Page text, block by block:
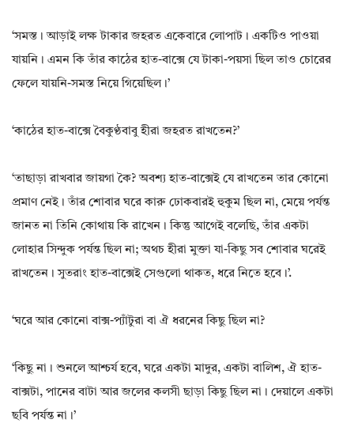
‘সমস্ত। আড়াই লক্ষ টাকার জহরত একেবারে লোপাট। একটিও পাওয়া
যায়নি। এমন কি তাঁর কাঠের হাত-বাক্সে যে টাকা-পয়সা ছিল তাও চোরের
ফেলে যায়নি-সমস্ত নিয়ে গিয়েছিল।’
‘কাঠের হাত-বাক্সে বৈকুণ্ঠবাবু হীরা জহরত রাখতেন?’
‘তাছাড়া রাখবার জায়গা কৈ? অবশ্য হাত-বাক্সেই যে রাখতেন তার কোনো
প্ৰমাণ নেই। তাঁর শোবার ঘরে কারু ঢোকবারই হুকুম ছিল না‌, মেয়ে পর্যন্ত
জানত না তিনি কোথায় কি রাখেন। কিন্তু আগেই বলেছি‌, তাঁর একটা
লোহার সিন্দুক পর্যন্ত ছিল না; অথচ হীরা মুক্তা যা-কিছু সব শোবার ঘরেই
রাখতেন। সুতরাং হাত-বাক্সেই সেগুলো থাকত‌, ধরে নিতে হবে।’.
‘ঘরে আর কোনো বাক্স-প্যাঁটুরা বা ঐ ধরনের কিছু ছিল না?
‘কিছু না। শুনলে আশ্চর্য হবে‌, ঘরে একটা মাদুর‌, একটা বালিশ‌, ঐ হাত-
বাক্সটা‌, পানের বাটা আর জলের কলসী ছাড়া কিছু ছিল না। দেয়ালে একটা
ছবি পর্যন্ত না।’